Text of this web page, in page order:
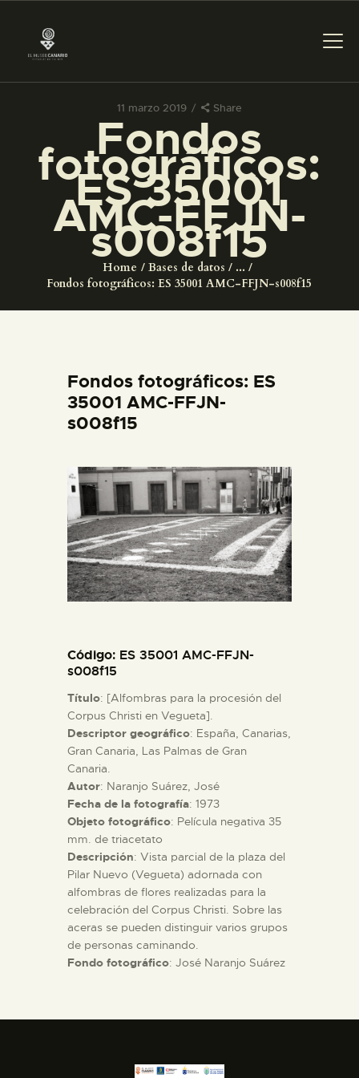
11 marzo 2019 Share
Fondos
fotográficos:
ES 35001
AMC-FFJN-
s008f15
Home Bases de datos
...
Fondos fotográficos: ES 35001 AMC-FFJN-s008f15
PREPARAR LA VISITA
ACTIVIDADES
█
EL MUSEO
DIDÁCTICA
ESPAÑOL
PREPARAR LA VISITA
ACTIVIDADES
█
COLECCIONES
DIDÁCTICA
ESPAÑOL
Fondos fotográficos: ES
35001 AMC-FFJN-
s008f15
Código: ES 35001 AMC-FFJN-
s008f15
Título: [Alfombras para la procesión del
Corpus Christi en Vegueta].
Descriptor geográfico: España, Canarias,
Gran Canaria, Las Palmas de Gran
Canaria.
Autor: Naranjo Suárez, José
Fecha de la fotografía: 1973
Objeto fotográfico: Película negativa 35
mm. de triacetato
Descripción: Vista parcial de la plaza del
Pilar Nuevo (Vegueta) adornada con
alfombras de flores realizadas para la
celebración del Corpus Christi. Sobre las
aceras se pueden distinguir varios grupos
de personas caminando.
Fondo fotográfico: José Naranjo Suárez